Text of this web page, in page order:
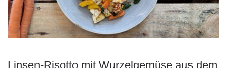
Linsen-Risotto mit Wurzelgemüse aus dem